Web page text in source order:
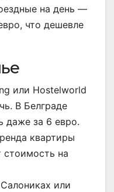
на день —
что дешевле
или Hostelworld
В Белграде
даже за 6 евро.
квартиры
стоимость на
или